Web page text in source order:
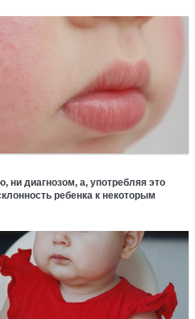
ни диагнозом, а, употребляя это
ребенка к некоторым